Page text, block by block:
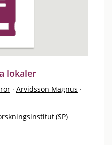
lokaler
· Arvidsson Magnus ·
(SP)